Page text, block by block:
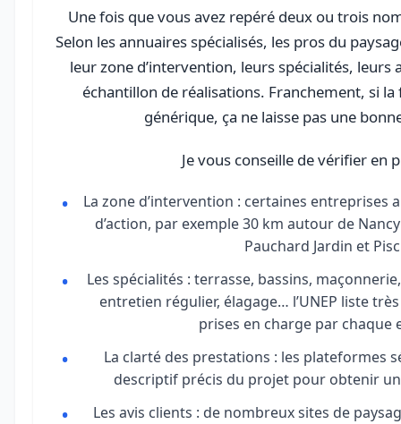
Une fois que vous avez repéré deux ou trois
Selon les annuaires spécialisés, les pros du
leur zone d’intervention, leurs spécialités, leurs
échantillon de réalisations. Franchement, si
générique, ça ne laisse pas une
Je vous conseille de vérifier en
La zone d’intervention : certaines entreprises
d’action, par exemple 30 km autour de
Pauchard Jardin et
Les spécialités : terrasse, bassins,
entretien régulier, élagage… l’UNEP liste
prises en charge par chaque
La clarté des prestations : les plateformes
descriptif précis du projet pour obtenir
Les avis clients : de nombreux sites de